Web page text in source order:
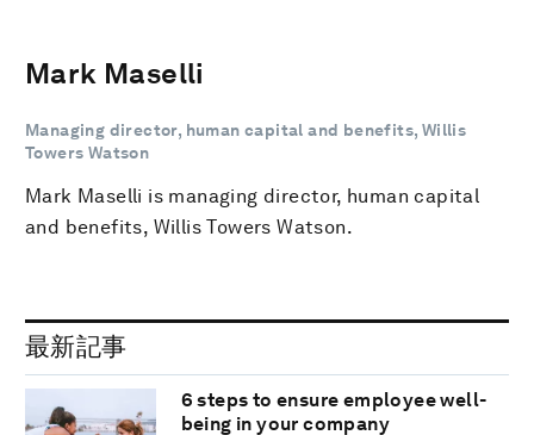
Mark Maselli
Managing director, human capital and benefits, Willis
Towers Watson
Mark Maselli is managing director, human capital
and benefits, Willis Towers Watson.
最新記事
6 steps to ensure employee well-
being in your company